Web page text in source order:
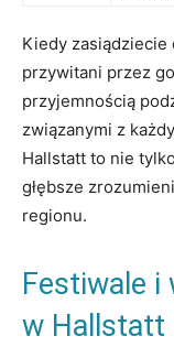
Kiedy zasiądziecie
przywitani przez
przyjemnością
związanymi z
⁢Hallstatt to nie
⁣głębsze
regionu.
Festiwale i
w Hallstatt